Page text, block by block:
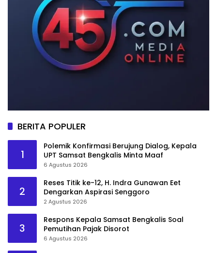
BERITA POPULER
1
Polemik Konfirmasi Berujung Dialog, Kepala
UPT Samsat Bengkalis Minta Maaf
6 Agustus 2026
2
Reses Titik ke-12, H. Indra Gunawan Eet
Dengarkan Aspirasi Senggoro
2 Agustus 2026
3
Respons Kepala Samsat Bengkalis Soal
Pemutihan Pajak Disorot
6 Agustus 2026